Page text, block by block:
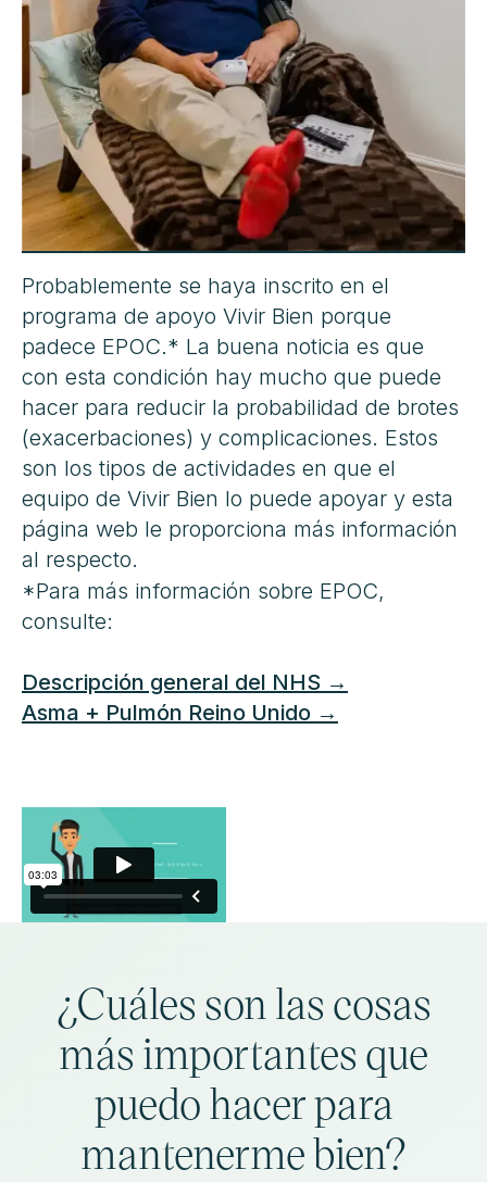
Probablemente se haya inscrito en el
programa de apoyo Vivir Bien porque
padece EPOC.* La buena noticia es que
con esta condición hay mucho que puede
hacer para reducir la probabilidad de brotes
(exacerbaciones) y complicaciones. Estos
son los tipos de actividades en que el
equipo de Vivir Bien lo puede apoyar y esta
página web le proporciona más información
al respecto.
*Para más información sobre EPOC,
consulte:
Descripción general del NHS →
Asma + Pulmón Reino Unido →
¿Cuáles son las cosas
más importantes que
puedo hacer para
mantenerme bien?